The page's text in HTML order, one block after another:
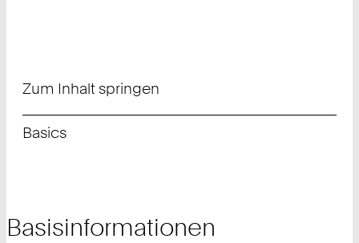
Zum Inhalt springen
Basics
Basisinformationen